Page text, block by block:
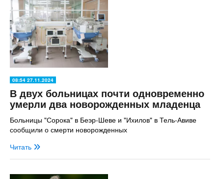
08:54 27.11.2024
В двух больницах почти одновременно
умерли два новорожденных младенца
Больницы "Сорока" в Беэр-Шеве и "Ихилов" в Тель-Авиве
сообщили о смерти новорожденных
Читать